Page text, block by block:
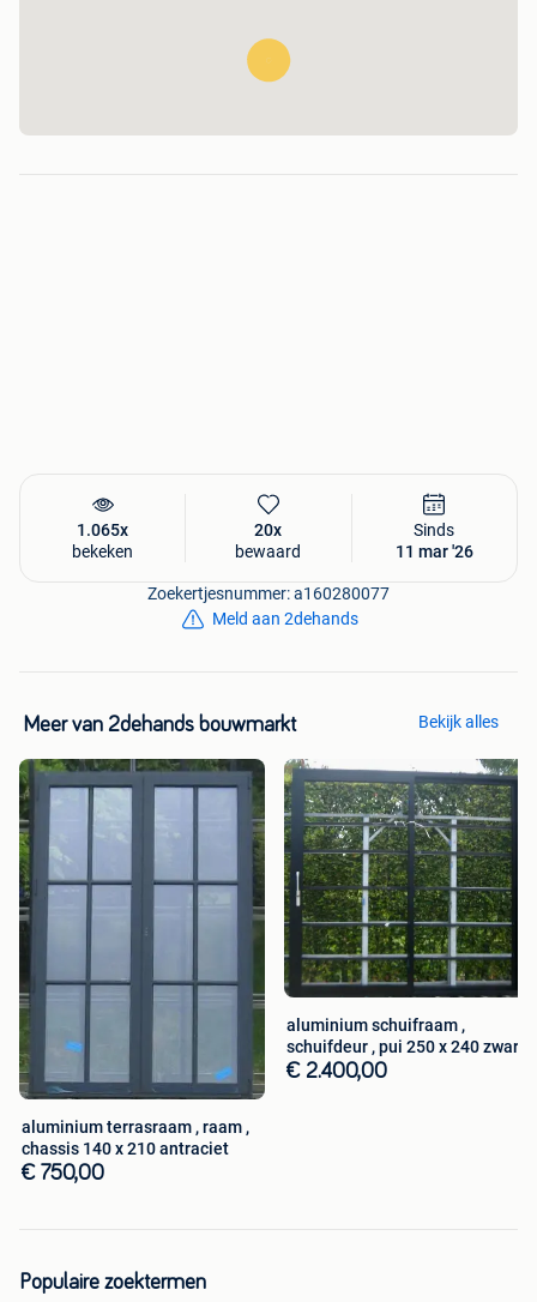
1.065x
bekeken
20x
bewaard
Sinds
11 mar '26
Zoekertjesnummer: a160280077
Meld aan 2dehands
Meer van 2dehands bouwmarkt Bekijk alles
aluminium terrasraam , raam ,
chassis 140 x 210 antraciet
€ 750,00
aluminium schuifraam ,
schuifdeur , pui 250 x 240 zwart
€ 2.400,00
Populaire zoektermen